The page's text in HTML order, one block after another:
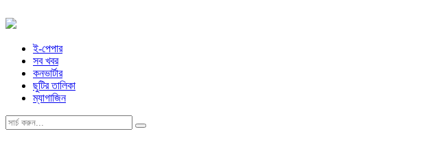
ই-পেপার
সব খবর
কনভার্টার
ছুটির তালিকা
ম্যাগাজিন